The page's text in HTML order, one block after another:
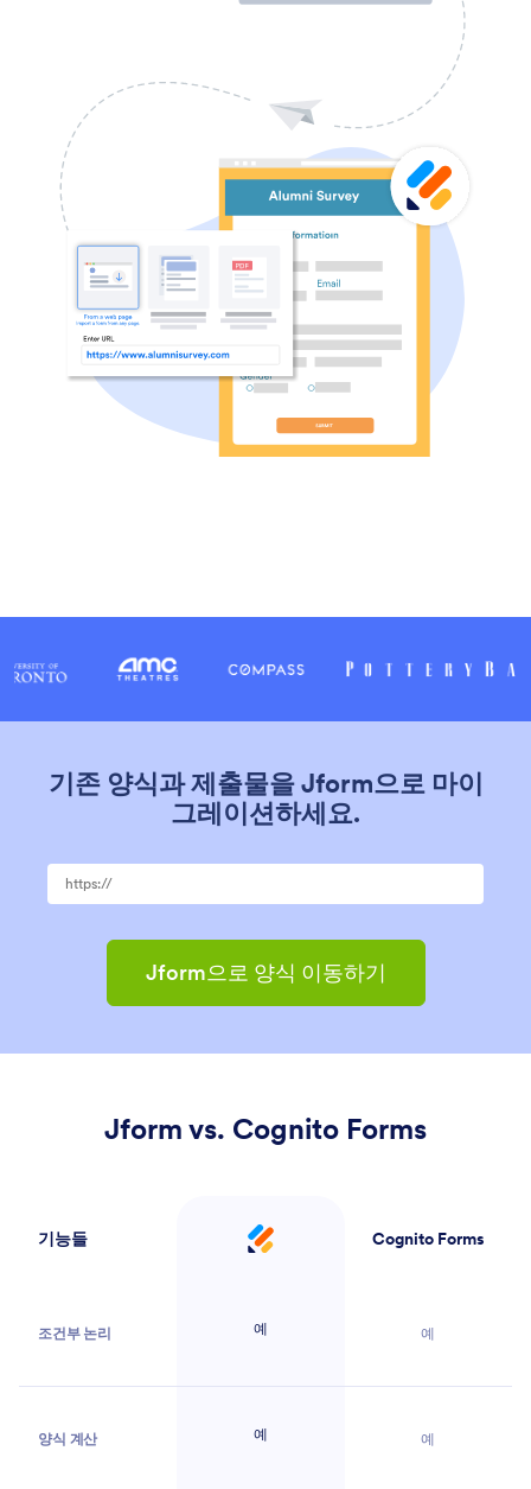
기존 양식과 제출물을 Jform으로 마이
그레이션하세요.
Jform으로 양식 이동하기
Jform vs. Cognito Forms
기능들 Jform Cognito Forms
조건부 논리 예 예
양식 계산 예 예